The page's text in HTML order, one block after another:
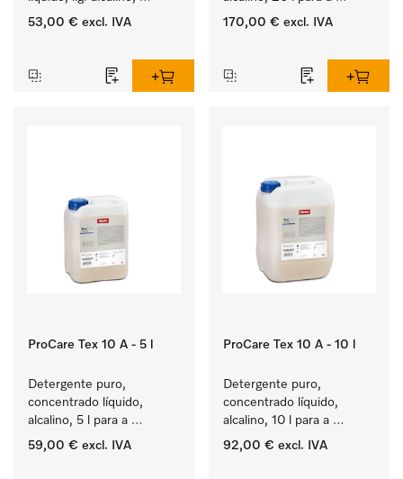
5 l para a lavagem de
53,00 € excl. IVA
lavagem de têxteis
170,00 € excl. IVA
ProCare Tex 10 A - 5 l
Detergente puro,
concentrado líquido,
alcalino, 5 l para a
lavagem de têxteis
59,00 € excl. IVA
ProCare Tex 10 A - 10 l
Detergente puro,
concentrado líquido,
alcalino, 10 l para a
lavagem de têxteis
92,00 € excl. IVA